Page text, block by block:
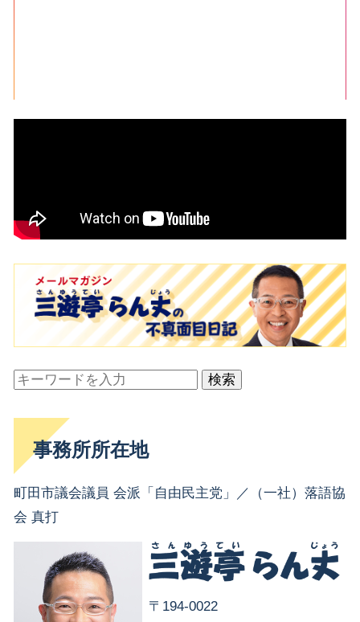
検索
事務所所在地
町田市議会議員 会派「自由民主党」／（一社）落語協
会 真打
〒194-0022